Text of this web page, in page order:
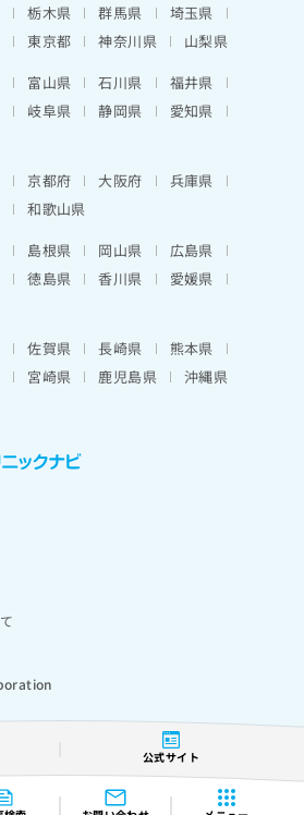
公式サイト
栃木県 群馬県
埼玉県
東京都 神奈川県
山梨県
富山県 石川県
福井県
岐阜県 静岡県
愛知県
京都府 大阪府
兵庫県
和歌山県
島根県 岡山県
広島県
徳島県 香川県
愛媛県
佐賀県 長崎県
熊本県
宮崎県 鹿児島県 沖縄県